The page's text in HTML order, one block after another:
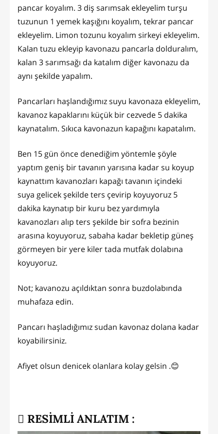
pancar koyalım. 3 diş sarımsak ekleyelim turşu
tuzunun 1 yemek kaşığını koyalım, tekrar pancar
ekleyelim. Limon tozunu koyalım sirkeyi ekleyelim.
Kalan tuzu ekleyip kavonazu pancarla dolduralım,
kalan 3 sarımsağı da katalım diğer kavonazu da
aynı şekilde yapalım.
Pancarları haşlandığımız suyu kavonaza ekleyelim,
kavanoz kapaklarını küçük bir cezvede 5 dakika
kaynatalım. Sıkıca kavonazun kapağını kapatalım.
Ben 15 gün önce denediğim yöntemle şöyle
yaptım geniş bir tavanın yarısına kadar su koyup
kaynattım kavanozları kapağı tavanın içindeki
suya gelicek şekilde ters çevirip koyuyoruz 5
dakika kaynatıp bir kuru bez yardımıyla
kavanozları alıp ters şekilde bir sofra bezinin
arasına koyuyoruz, sabaha kadar bekletip güneş
görmeyen bir yere kiler tada mutfak dolabına
koyuyoruz.
Not; kavanozu açıldıktan sonra buzdolabında
muhafaza edin.
Pancarı haşladığımız sudan kavonaz dolana kadar
koyabilirsiniz.
Afiyet olsun denicek olanlara kolay gelsin .😊
RESİMLİ ANLATIM :